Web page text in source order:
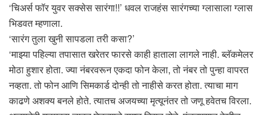
‘चिअर्स फॉर युवर सक्सेस सारंगा!!’ धवल राजहंस सारंगच्या ग्लासाला ग्लास
भिडवत म्हणाला.
‘सारंग तुला खुनी सापडला तरी कसा?’
‘माझ्या पहिल्या तपासात खरेतर फारसे काही हाताला लागले नाही. ब्लॅकमेलर
मोठा हुशार होता. ज्या नंबरवरून एकदा फोन केला, तो नंबर तो पुन्हा वापरत
नव्हता. तो फोन आणि सिमकार्ड दोन्ही तो नाहीसे करत होता. त्याचा माग
काढणे अशक्य बनले होते. त्यातच अजयच्या मृत्यूनंतर तो जणू हवेतच विरला.